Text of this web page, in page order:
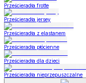
Prześcieradła frotte
Prześcieradła jersey
Prześcieradła z elastanem
Prześcieradła płócienne
Prześcieradła dla dzieci
Prześcieradła nieprzepuszczalne